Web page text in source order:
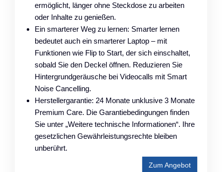
ermöglicht, länger ohne Steckdose zu arbeiten
oder Inhalte zu genießen.
Ein smarterer Weg zu lernen: Smarter lernen
bedeutet auch ein smarterer Laptop – mit
Funktionen wie Flip to Start, der sich einschaltet,
sobald Sie den Deckel öffnen. Reduzieren Sie
Hintergrundgeräusche bei Videocalls mit Smart
Noise Cancelling.
Herstellergarantie: 24 Monate unklusive 3 Monate
Premium Care. Die Garantiebedingungen finden
Sie unter „Weitere technische Informationen“. Ihre
gesetzlichen Gewährleistungsrechte bleiben
unberührt.
Zum Angebot